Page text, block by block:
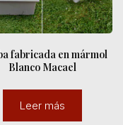
fabricada en mármol
Blanco Macael
Leer más